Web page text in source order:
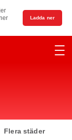
Ladda ner
Flera städer